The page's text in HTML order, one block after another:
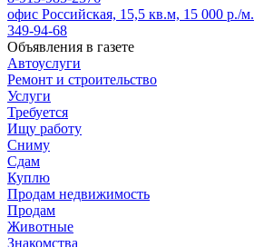
офис Российская, 15,5 кв.м, 15 000 р./м.
349-94-68
Объявления в газете
Автоуслуги
Ремонт и строительство
Услуги
Требуется
Ищу работу
Сниму
Сдам
Куплю
Продам недвижимость
Продам
Животные
Знакомства